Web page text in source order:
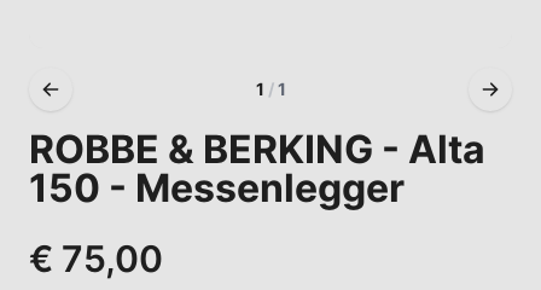
1 / 1
ROBBE & BERKING - Alta
150 - Messenlegger
€ 75,00